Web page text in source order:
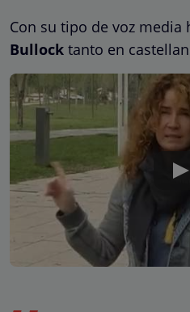
Con su tipo de voz media
Bullock tanto en